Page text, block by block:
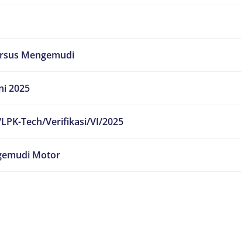
Mengemudi
2025
Tech/Verifikasi/VI/2025
Motor